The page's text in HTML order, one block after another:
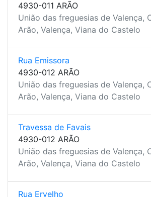
4930-011 ARÃO
União das freguesias de Valença,
Arão, Valença, Viana do Castelo
Rua Emissora
4930-012 ARÃO
União das freguesias de Valença,
Arão, Valença, Viana do Castelo
Travessa de Favais
4930-012 ARÃO
União das freguesias de Valença,
Arão, Valença, Viana do Castelo
Rua Ervelho